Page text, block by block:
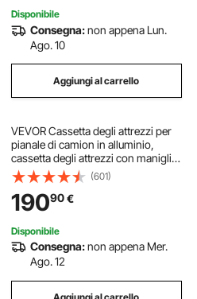
Disponibile
Consegna:non appena Lun.
Ago. 10
Aggiungi al carrello
VEVOR Cassetta degli attrezzi per
pianale di camion in alluminio,
cassetta degli attrezzi con maniglia
laterale e chiavi di bloccaggio,
pianale di camion, camper,
rimorchio, 121,9 x 38 x 38 cm, Nero
(601)
19090€
Disponibile
Consegna:non appena Mer.
Ago. 12